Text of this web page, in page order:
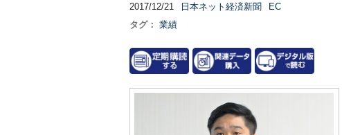
2017/12/21 日本ネット経済新聞
EC
タグ： 業績